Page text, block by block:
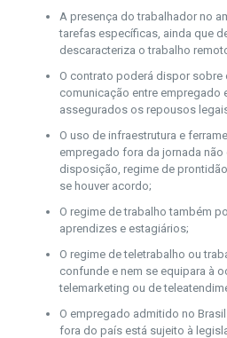
A presença do trabalhador no
tarefas específicas, ainda que
descaracteriza o trabalho
O contrato poderá dispor sobre
comunicação entre empregado
assegurados os repousos
O uso de infraestrutura e
empregado fora da jornada
disposição, regime de
se houver acordo;
O regime de trabalho também
aprendizes e estagiários;
O regime de teletrabalho ou
confunde e nem se equipara à
telemarketing ou de
O empregado admitido no
fora do país está sujeito à